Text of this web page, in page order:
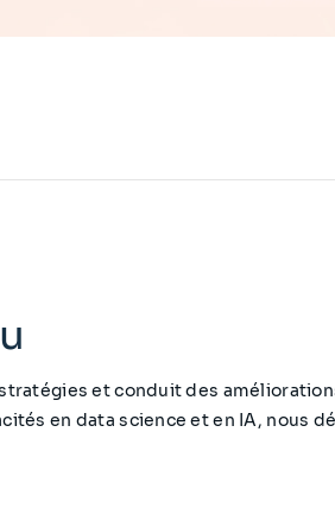
et conduit des
en data science et en IA, nous